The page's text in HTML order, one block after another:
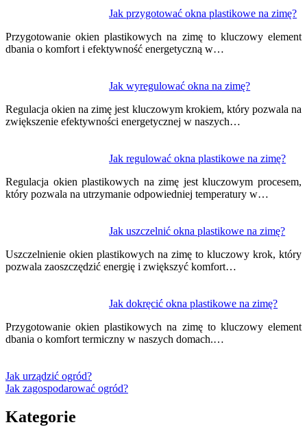
Jak przygotować okna plastikowe na zimę?
Przygotowanie okien plastikowych na zimę to kluczowy element
dbania o komfort i efektywność energetyczną w…
Jak wyregulować okna na zimę?
Regulacja okien na zimę jest kluczowym krokiem, który pozwala na
zwiększenie efektywności energetycznej w naszych…
Jak regulować okna plastikowe na zimę?
Regulacja okien plastikowych na zimę jest kluczowym procesem,
który pozwala na utrzymanie odpowiedniej temperatury w…
Jak uszczelnić okna plastikowe na zimę?
Uszczelnienie okien plastikowych na zimę to kluczowy krok, który
pozwala zaoszczędzić energię i zwiększyć komfort…
Jak dokręcić okna plastikowe na zimę?
Przygotowanie okien plastikowych na zimę to kluczowy element
dbania o komfort termiczny w naszych domach.…
wpisu
Jak urządzić ogród?
Jak zagospodarować ogród?
Kategorie